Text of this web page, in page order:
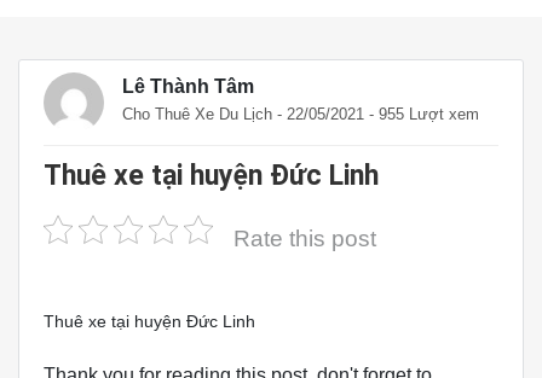
Lê Thành Tâm
Cho Thuê Xe Du Lịch - 22/05/2021 - 955 Lượt xem
Thuê xe tại huyện Đức Linh
Rate this post
Thuê xe tại huyện Đức Linh